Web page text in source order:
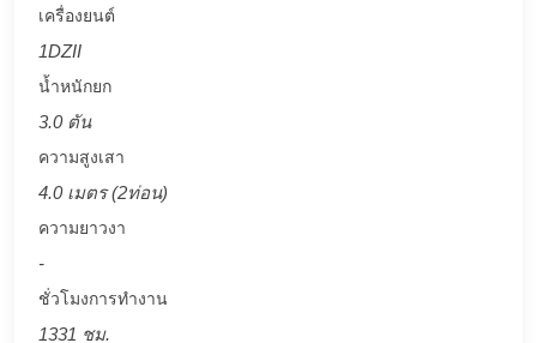
เครื่องยนต์
1DZII
น้ำหนักยก
3.0 ตัน
ความสูงเสา
4.0 เมตร (2ท่อน)
ความยาวงา
-
ชั่วโมงการทำงาน
1331 ชม.